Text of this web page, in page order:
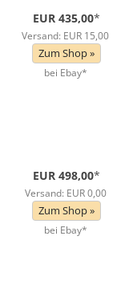
EUR 435,00*
Versand: EUR 15,00
Zum Shop »
bei Ebay*
EUR 498,00*
Versand: EUR 0,00
Zum Shop »
bei Ebay*